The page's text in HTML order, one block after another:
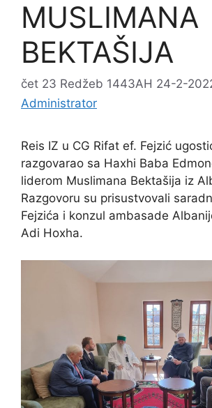
MUSLIMANA
BEKTAŠIJA
čet 23 Redžeb 1443AH 24-2-
Administrator
Reis IZ u CG Rifat ef. Fejzić
razgovarao sa Haxhi Baba
liderom Muslimana Bektašija iz
Razgovoru su prisustvovali
Fejzića i konzul ambasade
Adi Hoxha.